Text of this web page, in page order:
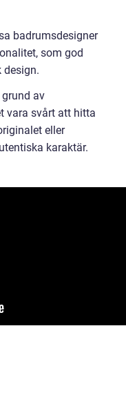
badrumsdesigner
som god
design.
av
vara svårt att hitta
eller
karaktär.